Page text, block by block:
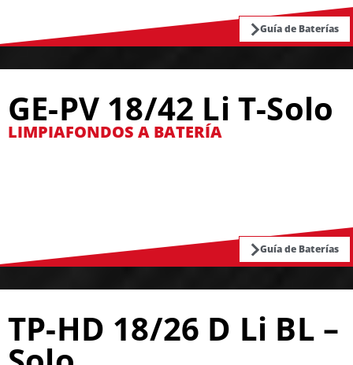
Guía de Baterías
GE-PV 18/42 Li T-Solo
LIMPIAFONDOS A BATERÍA
Guía de Baterías
TP-HD 18/26 D Li BL –